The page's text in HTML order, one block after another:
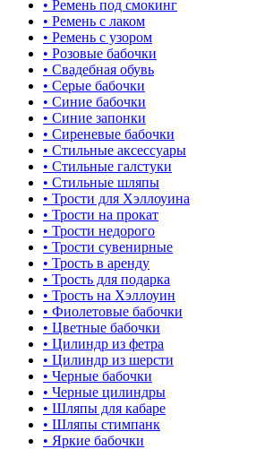
• Ремень под смокинг
• Ремень с лаком
• Ремень с узором
• Розовые бабочки
• Свадебная обувь
• Серые бабочки
• Синие бабочки
• Синие запонки
• Сиреневые бабочки
• Стильные аксессуары
• Стильные галстуки
• Стильные шляпы
• Трости для Хэллоуина
• Трости на прокат
• Трости недорого
• Трости сувенирные
• Трость в аренду
• Трость для подарка
• Трость на Хэллоуин
• Фиолетовые бабочки
• Цветные бабочки
• Цилиндр из фетра
• Цилиндр из шерсти
• Черные бабочки
• Черные цилиндры
• Шляпы для кабаре
• Шляпы стимпанк
• Яркие бабочки